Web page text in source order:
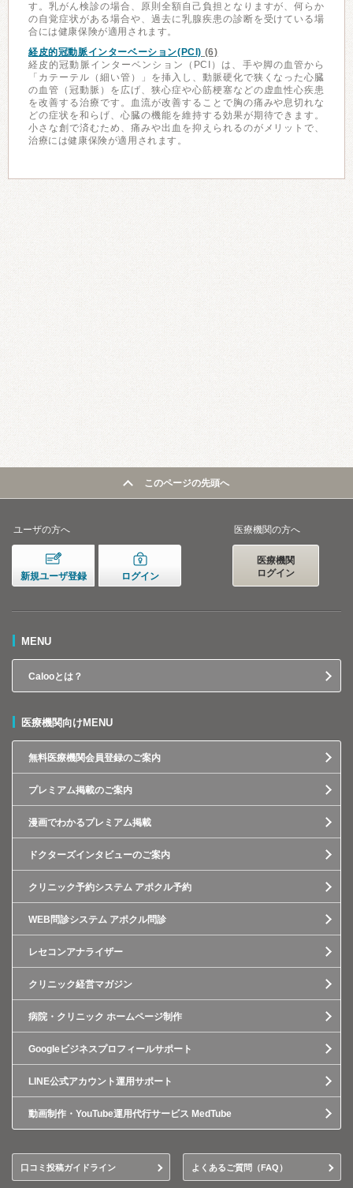
す。乳がん検診の場合、原則全額自己負担となりますが、何らか
の自覚症状がある場合や、過去に乳腺疾患の診断を受けている場
合には健康保険が適用されます。
経皮的冠動脈インターベーション(PCI) (6)
経皮的冠動脈インターベンション（PCI）は、手や脚の血管から
「カテーテル（細い管）」を挿入し、動脈硬化で狭くなった心臓
の血管（冠動脈）を広げ、狭心症や心筋梗塞などの虚血性心疾患
を改善する治療です。血流が改善することで胸の痛みや息切れな
どの症状を和らげ、心臓の機能を維持する効果が期待できます。
小さな創で済むため、痛みや出血を抑えられるのがメリットで、
治療には健康保険が適用されます。
このページの先頭へ
ユーザの方へ
新規ユーザ登録 ログイン
医療機関の方へ
医療機関
ログイン
MENU
Calooとは？
医療機関向けMENU
無料医療機関会員登録のご案内
プレミアム掲載のご案内
漫画でわかるプレミアム掲載
ドクターズインタビューのご案内
クリニック予約システム アポクル予約
WEB問診システム アポクル問診
レセコンアナライザー
クリニック経営マガジン
病院・クリニック ホームページ制作
Googleビジネスプロフィールサポート
LINE公式アカウント運用サポート
動画制作・YouTube運用代行サービス MedTube
口コミ投稿ガイドライン よくあるご質問（FAQ）